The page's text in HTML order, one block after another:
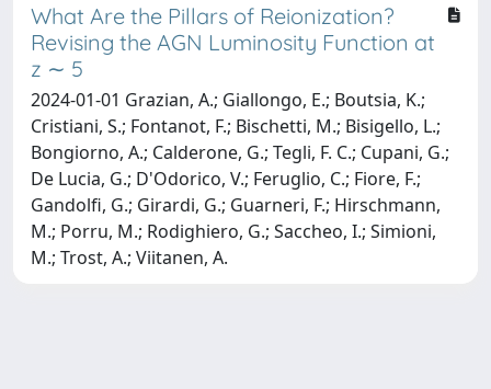
What Are the Pillars of Reionization?
Revising the AGN Luminosity Function at
z ∼ 5
2024-01-01 Grazian, A.; Giallongo, E.; Boutsia, K.;
Cristiani, S.; Fontanot, F.; Bischetti, M.; Bisigello, L.;
Bongiorno, A.; Calderone, G.; Tegli, F. C.; Cupani, G.;
De Lucia, G.; D'Odorico, V.; Feruglio, C.; Fiore, F.;
Gandolfi, G.; Girardi, G.; Guarneri, F.; Hirschmann,
M.; Porru, M.; Rodighiero, G.; Saccheo, I.; Simioni,
M.; Trost, A.; Viitanen, A.